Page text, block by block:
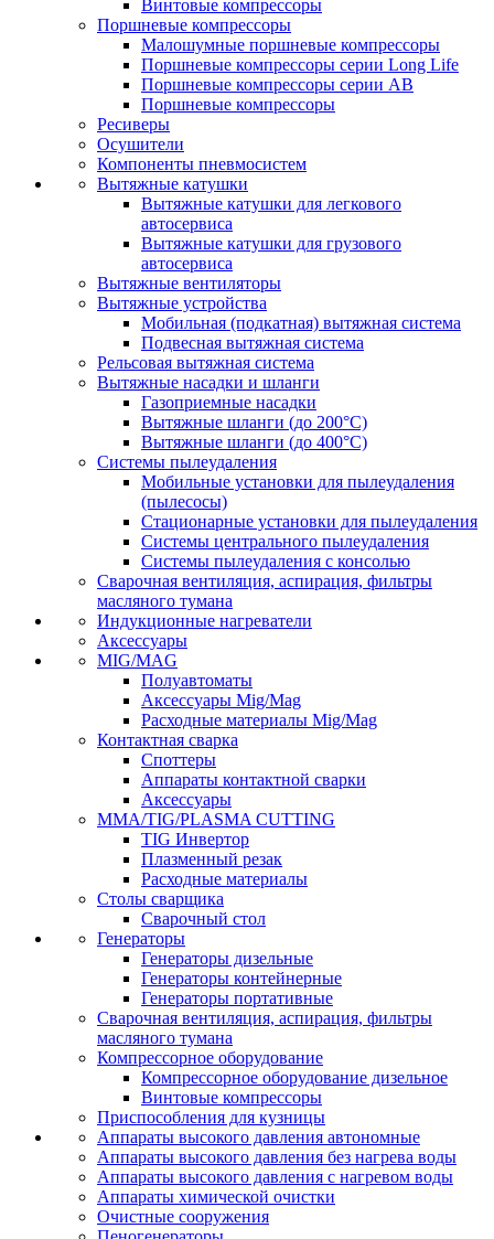
Винтовые компрессоры
Поршневые компрессоры
Малошумные поршневые компрессоры
Поршневые компрессоры серии Long Life
Поршневые компрессоры серии AB
Поршневые компрессоры
Ресиверы
Осушители
Компоненты пневмосистем
Вытяжные катушки
Вытяжные катушки для легкового
автосервиса
Вытяжные катушки для грузового
автосервиса
Вытяжные вентиляторы
Вытяжные устройства
Мобильная (подкатная) вытяжная система
Подвесная вытяжная система
Рельсовая вытяжная система
Вытяжные насадки и шланги
Газоприемные насадки
Вытяжные шланги (до 200°C)
Вытяжные шланги (до 400°C)
Системы пылеудаления
Мобильные установки для пылеудаления
(пылесосы)
Стационарные установки для пылеудаления
Системы центрального пылеудаления
Системы пылеудаления с консолью
Сварочная вентиляция, аспирация, фильтры
масляного тумана
Индукционные нагреватели
Аксессуары
MIG/MAG
Полуавтоматы
Аксессуары Mig/Mag
Расходные материалы Mig/Mag
Контактная сварка
Споттеры
Аппараты контактной сварки
Аксессуары
MMA/TIG/PLASMA CUTTING
TIG Инвертор
Плазменный резак
Расходные материалы
Столы сварщика
Сварочный стол
Генераторы
Генераторы дизельные
Генераторы контейнерные
Генераторы портативные
Сварочная вентиляция, аспирация, фильтры
масляного тумана
Компрессорное оборудование
Компрессорное оборудование дизельное
Винтовые компрессоры
Приспособления для кузницы
Аппараты высокого давления автономные
Аппараты высокого давления без нагрева воды
Аппараты высокого давления с нагревом воды
Аппараты химической очистки
Очистные сооружения